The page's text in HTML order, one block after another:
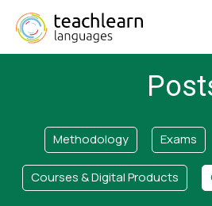
Methodology Exams
Courses & Digital Products